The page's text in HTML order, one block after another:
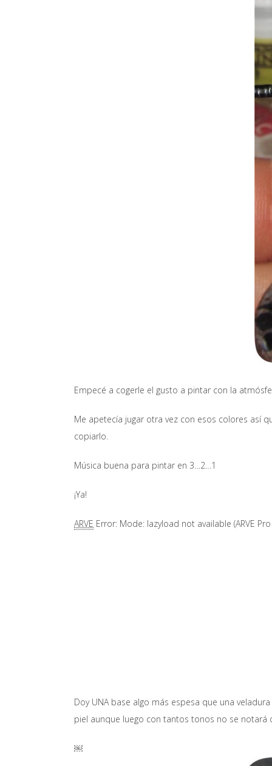
Empecé a cogerle el gusto a pintar con la
Me apetecía jugar otra vez con esos colores así
copiarlo.
Música buena para pintar en 3…2…1
¡Ya!
ARVE Error: Mode: lazyload not available (ARVE
Doy UNA base algo más espesa que una
piel aunque luego con tantos tonos no se notará
￼